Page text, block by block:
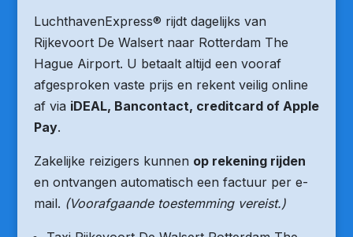
LuchthavenExpress® rijdt dagelijks van
Rijkevoort De Walsert naar Rotterdam The
Hague Airport. U betaalt altijd een vooraf
afgesproken vaste prijs en rekent veilig online
af via iDEAL, Bancontact, creditcard of Apple
Pay.
Zakelijke reizigers kunnen op rekening rijden
en ontvangen automatisch een factuur per e-
mail. (Voorafgaande toestemming vereist.)